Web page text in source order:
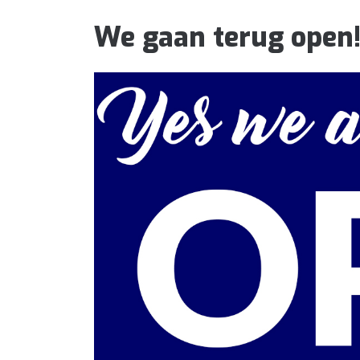
We gaan terug open!